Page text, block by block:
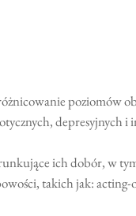
depresyjnych
ich dobór, w
takich jak: acting-